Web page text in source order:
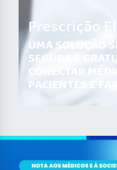
Prescrição
UMA SOLUÇÃO
SEGURA E
CONECTAR
PACIENTES E